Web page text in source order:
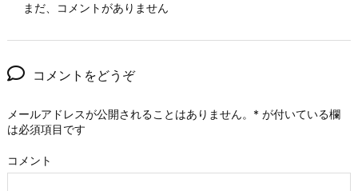
まだ、コメントがありません
コメントをどうぞ
メールアドレスが公開されることはありません。 * が付いている欄
は必須項目です
コメント